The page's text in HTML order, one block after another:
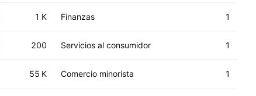
1 K Finanzas 1
200 Servicios al consumidor 1
55 K Comercio minorista 1